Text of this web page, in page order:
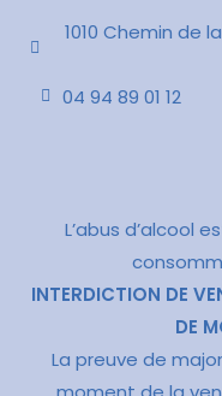
1010 Chemin de
04 94 89 01 12
L’abus d’alcool
INTERDICTION DE
DE
La preuve de